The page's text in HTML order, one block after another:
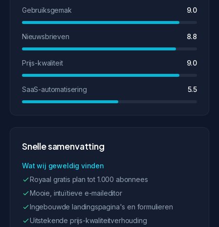
Gebruiksgemak 9.0
Nieuwsbrieven 8.8
Prijs-kwaliteit 9.0
SaaS-automatisering 5.5
Snelle samenvatting
Wat wij geweldig vinden
Royaal gratis plan tot 1.000 abonnees
Mooie, intuïtieve e-maileditor
Ingebouwde landingspagina's en formulieren
Uitstekende prijs-kwaliteitverhouding